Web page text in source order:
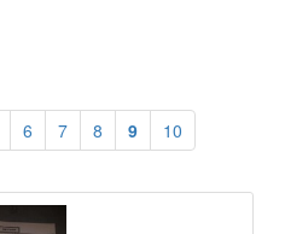
6 7 8 9 10